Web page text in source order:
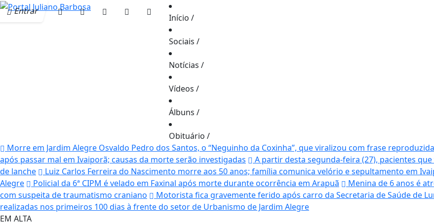
Entrar
Início /
Sociais /
Notícias /
Vídeos /
Álbuns /
Obituário /
Morre em Jardim Alegre Osvaldo Pedro dos Santos, o “Neguinho da Coxinha”, que viralizou com frase
após passar mal em Ivaiporã; causas da morte serão investigadas
A partir desta segunda-feira (27), pacientes
de lanche
Luiz Carlos Ferreira do Nascimento morre aos 50 anos; família comunica velório e sepultamento em
Alegre
Policial da 6ª CIPM é velado em Faxinal após morte durante ocorrência em Arapuã
Menina de 6 anos é
com suspeita de traumatismo craniano
Motorista fica gravemente ferido após carro da Secretaria de Saúde de
realizadas nos primeiros 100 dias à frente do setor de Urbanismo de Jardim Alegre
EM ALTA